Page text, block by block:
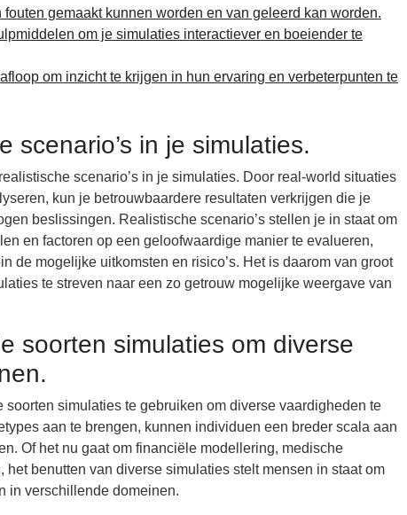
gemaakt kunnen worden en van geleerd kan worden.
om je simulaties interactiever en boeiender te
om inzicht te krijgen in hun ervaring en verbeterpunten te
scenario’s in je simulaties.
scenario’s in je simulaties. Door real-world situaties
kun je betrouwbaardere resultaten verkrijgen die je
beslissingen. Realistische scenario’s stellen je in staat om
en factoren op een geloofwaardige manier te evalueren,
de mogelijke uitkomsten en risico’s. Het is daarom van groot
te streven naar een zo getrouw mogelijke weergave van
soorten simulaties om diverse
soorten simulaties te gebruiken om diverse vaardigheden te
aan te brengen, kunnen individuen een breder scala aan
Of het nu gaat om financiële modellering, medische
het benutten van diverse simulaties stelt mensen in staat om
in verschillende domeinen.